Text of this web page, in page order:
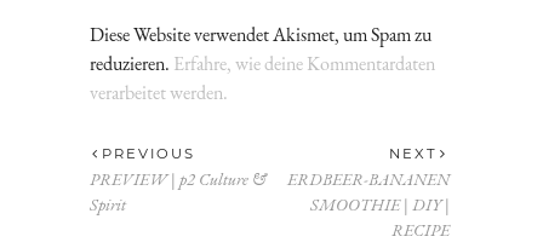
Diese Website verwendet Akismet, um Spam zu
reduzieren. Erfahre, wie deine Kommentardaten
verarbeitet werden.
PREVIOUS
PREVIEW | p2 Culture &
Spirit
NEXT
ERDBEER-BANANEN
SMOOTHIE | DIY |
RECIPE